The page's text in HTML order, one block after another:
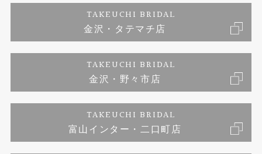
福井指輪工房｜手作りペアリング
福井指輪工房｜手作り結婚指輪 and 婚約指輪
福井指輪工房｜手作り婚約指輪 プロポーズプラン
プライバシーポリシー
TAKEUCHI BRIDAL
金沢・タテマチ店
TAKEUCHI BRIDAL
金沢・野々市店
TAKEUCHI BRIDAL
富山インター・二口町店